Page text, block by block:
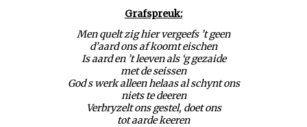
Grafspreuk:
Men quelt zig hier vergeefs ’t geen
d’aard ons af koomt eischen
Is aard en ’t leeven als ‘g gezaide
met de seissen
God s werk alleen helaas al schynt ons
niets te deeren
Verbryzelt ons gestel, doet ons
tot aarde keeren